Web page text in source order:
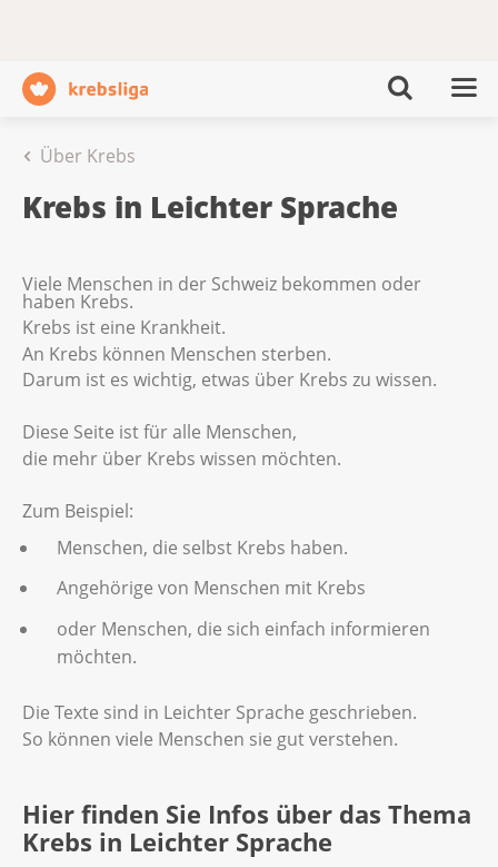
Über Krebs
Krebs in Leichter Sprache
Viele Menschen in der Schweiz bekommen oder
haben Krebs.
Krebs ist eine Krankheit.
An Krebs können Menschen sterben.
Darum ist es wichtig, etwas über Krebs zu wissen.
Diese Seite ist für alle Menschen,
die mehr über Krebs wissen möchten.
Zum Beispiel:
Menschen, die selbst Krebs haben.
Angehörige von Menschen mit Krebs
oder Menschen, die sich einfach informieren
möchten.
Die Texte sind in Leichter Sprache geschrieben.
So können viele Menschen sie gut verstehen.
Hier finden Sie Infos über das Thema
Krebs in Leichter Sprache